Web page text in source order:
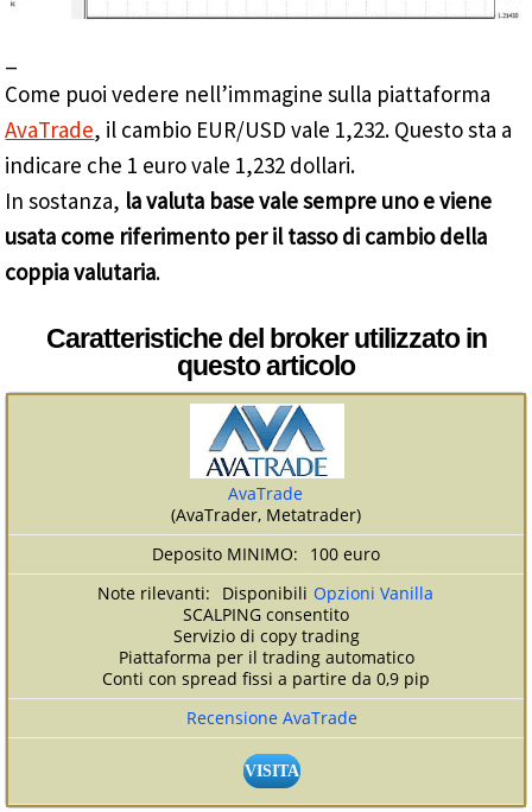
Come puoi vedere nell’immagine sulla piattaforma
AvaTrade, il cambio EUR/USD vale 1,232. Questo sta a
indicare che 1 euro vale 1,232 dollari.
In sostanza, la valuta base vale sempre uno e viene
usata come riferimento per il tasso di cambio della
coppia valutaria.
Caratteristiche del broker utilizzato in
questo articolo
AvaTrade
(AvaTrader, Metatrader)
100 euro
Disponibili Opzioni Vanilla
SCALPING consentito
Servizio di copy trading
Piattaforma per il trading automatico
Conti con spread fissi a partire da 0,9 pip
Recensione AvaTrade
VISITA